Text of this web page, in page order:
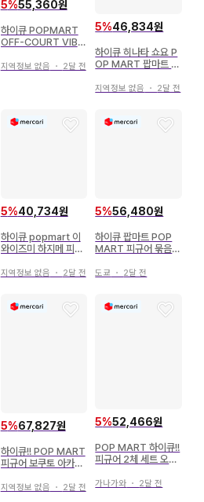
5%55,360원
하이큐 POPMART
OFF-COURT VIBE
지역정보 없음 ・ 2달 전
5%46,834원
하이큐 히나타 쇼요 P
OP MART 팝마트 피
지역정보 없음 ・ 2달 전
5%40,734원
하이큐 popmart 이
와이즈미 하지메 피규
지역정보 없음 ・ 2달 전
5%56,480원
하이큐 팝마트 POP
MART 피규어 묶음
치
도쿄 ・ 2달 전
5%67,827원
하이큐!! POP MART
피규어 보쿠토 아카아
지역정보 없음 ・ 2달 전
5%52,466원
POP MART 하이큐!!
피규어 2체 세트 오이
가나가와 ・ 2달 전